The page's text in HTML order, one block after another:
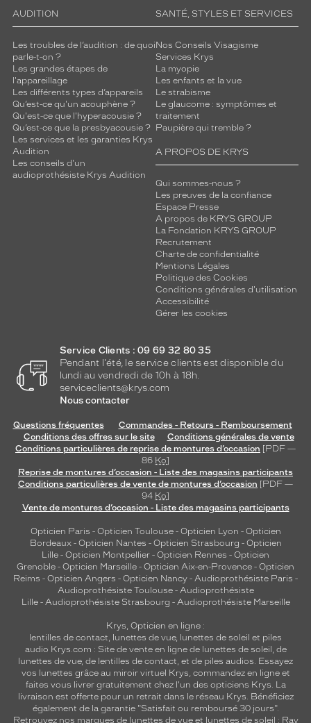
AUDITION
Les troubles de l’audition : de quoi
parle-t-on ?
Les grandes étapes de
l'appareillage
Les différents types d’appareils
Qu’est-ce qu'un acouphène ?
Qu'est-ce que l'hyperacousie ?
Qu’est-ce que la presbyacousie ?
Les services et les garanties Krys
Audition
Les conseils d'un
audioprothésiste Krys Audition
SANTÉ, STYLES ET SERVICES
Nos Conseils Visagisme
Services Krys
La myopie
Les enfants et la vue
Le strabisme
Le glaucome : symptômes et
traitement
Paupière qui tremble ?
A PROPOS DE KRYS
Qui sommes-nous ?
Les preuves de la confiance
Espace Presse
A propos de KRYS GROUP
La Fondation KRYS GROUP
Recrutement
Charte de confidentialité
Mentions Légales
Politique des Cookies
Conditions générales d'utilisation
Accessibilité
Gérer les cookies
Service Clients : 09 69 32 80 35
Pendant l'été, le service clients est disponible du
lundi au vendredi de 10h à 18h.
serviceclients@krys.com
Nous contacter
Questions fréquentes
Commandes - Retours - Remboursement
Conditions des offres sur le site
Conditions générales de vente
Conditions particulières de reprise de montures d’occasion [PDF —
86 Ko]
Reprise de montures d’occasion - Liste des magasins participants
Conditions particulières de vente de montures d’occasion [PDF —
94 Ko]
Vente de montures d’occasion - Liste des magasins participants
Opticien Paris - Opticien Toulouse- Opticien Lyon - Opticien
Bordeaux- Opticien Nantes - Opticien Strasbourg - Opticien
Lille - Opticien Montpellier - Opticien Rennes - Opticien
Grenoble - Opticien Marseille - Opticien Aix-en-Provence - Opticien
Reims - Opticien Angers - Opticien Nancy - Audioprothésiste Paris -
Audioprothésiste Toulouse- Audioprothésiste
Lille- Audioprothésiste Strasbourg - Audioprothésiste Marseille
Krys, Opticien en ligne :
lentilles de contact, lunettes de vue, lunettes de soleil et piles
audio Krys.com : Site de vente en ligne de lunettes de soleil, de
lunettes de vue, de lentilles de contact, et de piles audios. Essayez
vos lunettes grâce au miroir virtuel Krys, commandez en ligne et
faites vous livrer gratuitement chez l'un des opticiens Krys. La
livraison est offerte pour un retrait dans le réseau Krys. Bénéficiez
également de la garantie "Satisfait ou remboursé 30 jours".
Retrouvez nos marques de lunettes de vue et lunettes de soleil : Ray